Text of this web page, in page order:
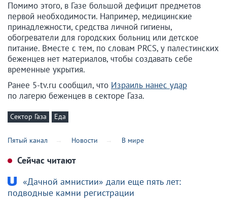
Помимо этого, в Газе большой дефицит предметов
первой необходимости. Например, медицинские
принадлежности, средства личной гигиены,
обогреватели для городских больниц или детское
питание. Вместе с тем, по словам PRCS, у палестинских
беженцев нет материалов, чтобы создавать себе
временные укрытия.
Ранее 5-tv.ru сообщил, что Израиль нанес удар
по лагерю беженцев в секторе Газа.
Сектор Газа Еда
Пятый канал Новости В мире
Сейчас читают
«Дачной амнистии» дали еще пять лет:
подводные камни регистрации